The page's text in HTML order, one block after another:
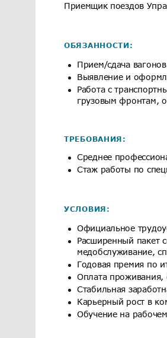
Приемщик поездов
ОБЯЗАННОСТИ:
Прием/сдача
Выявление и
Работа с
грузовым фронтам,
ТРЕБОВАНИЯ:
Среднее
Стаж работы по
УСЛОВИЯ:
Официальное
Расширенный пакет
медобслуживание,
Годовая премия по
Оплата
Стабильная
Карьерный рост в
Обучение на